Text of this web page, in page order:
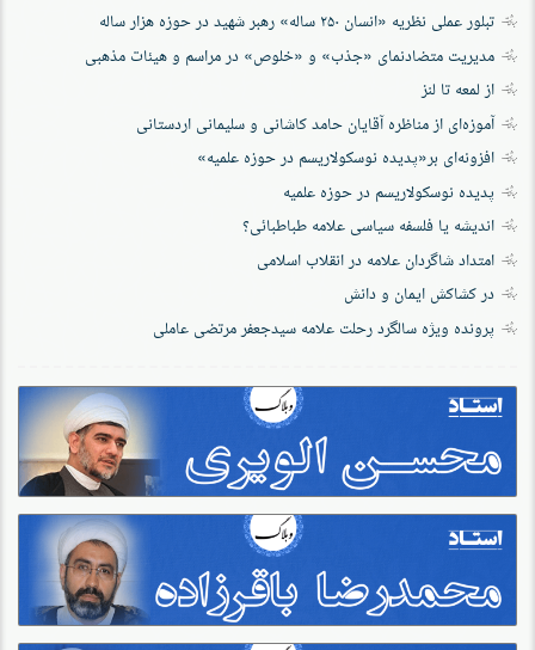
تبلور عملی نظریه «انسان ۲۵۰ ساله» رهبر شهید در حوزه هزار ساله
مدیریت متضادنمای «جذب» و «خلوص» در مراسم و هیئات مذهبی
از لمعه تا لنز
آموزه‌ای از مناظره آقایان حامد کاشانی و سلیمانی اردستانی
افزونه‌ای بر«پدیده نوسکولاریسم در حوزه‌ علمیه»
پدیده نوسکولاریسم در حوزه علمیه
اندیشه یا فلسفه سیاسی علامه طباطبائی؟
امتداد شاگردان علامه در انقلاب اسلامی
در کشاکش ایمان و دانش
پرونده‌ ویژه سالگرد رحلت علامه سیدجعفر مرتضی عاملی